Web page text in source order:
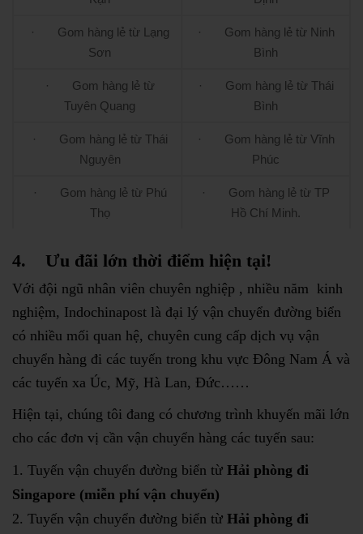
· Gom hàng lẻ từ Lạng
Sơn
· Gom hàng lẻ từ Ninh
Bình
· Gom hàng lẻ từ
Tuyên Quang
· Gom hàng lẻ từ Thái
Bình
· Gom hàng lẻ từ Thái
Nguyên
· Gom hàng lẻ từ Vĩnh
Phúc
· Gom hàng lẻ từ Phú
Thọ
· Gom hàng lẻ từ TP
Hồ Chí Minh.
4. Ưu đãi lớn thời điểm hiện tại!
Với đội ngũ nhân viên chuyên nghiệp , nhiều năm kinh
nghiệm, Indochinapost là đại lý vận chuyển đường biển
có nhiều mối quan hệ, chuyên cung cấp dịch vụ vận
chuyển hàng đi các tuyến trong khu vực Đông Nam Á và
các tuyến xa Úc, Mỹ, Hà Lan, Đức……
Hiện tại, chúng tôi đang có chương trình khuyến mãi lớn
cho các đơn vị cần vận chuyển hàng các tuyến sau:
Tuyến vận chuyển đường biển từ Hải phòng đi
Singapore (miễn phí vận chuyển)
Tuyến vận chuyển đường biển từ Hải phòng đi